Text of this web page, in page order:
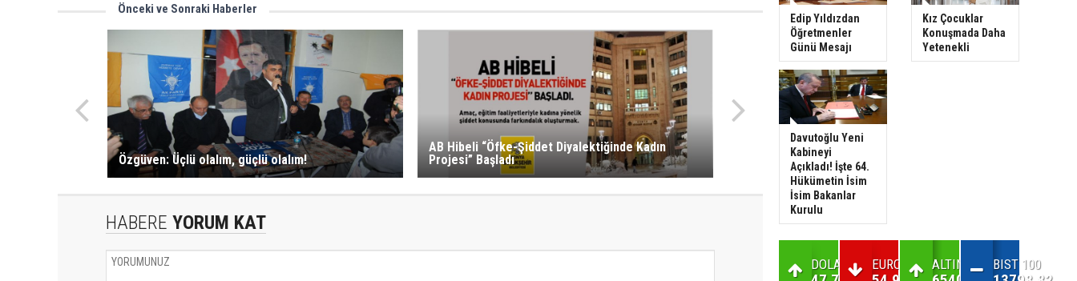
Önceki ve Sonraki Haberler
Özgüven: Üçlü olalım, güçlü olalım!
AB Hibeli “Öfke-Şiddet Diyalektiğinde Kadın
Projesi” Başladı
HABERE YORUM KAT
Edip Yıldızdan
Öğretmenler
Günü Mesajı
Kız Çocuklar
Konuşmada Daha
Yetenekli
Davutoğlu Yeni
Kabineyi
Açıkladı! İşte 64.
Hükümetin İsim
İsim Bakanlar
Kurulu
DOLAR EURO ALTIN BIST 100